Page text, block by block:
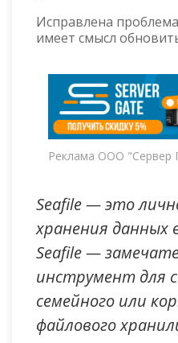
Исправлена
имеет смысл
Реклама ООО "Сервер
Seafile — это
хранения данных
Seafile —
инструмент для
семейного или
файлового